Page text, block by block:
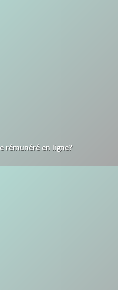
rémunéré en ligne?